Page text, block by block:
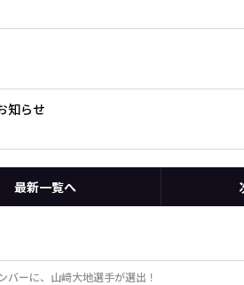
知らせ
最新一覧へ
ーに、山﨑大地選手が選出！